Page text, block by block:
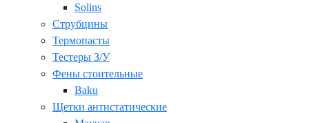
Solins
Струбцины
Термопасты
Тестеры З/У
Фены стоительные
Baku
Щетки антистатические